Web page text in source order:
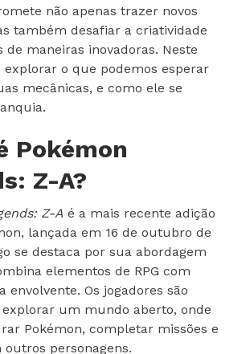
não apenas trazer novos
também desafiar a criatividade
de maneiras inovadoras. Neste
explorar o que podemos esperar
mecânicas, e como ele se
Pokémon
Z-A?
Z-A é a mais recente adição
lançada em 16 de outubro de
se destaca por sua abordagem
elementos de RPG com
envolvente. Os jogadores são
explorar um mundo aberto, onde
Pokémon, completar missões e
personagens.